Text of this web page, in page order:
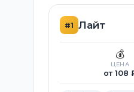
#1 Лайт
💰
ЦЕНА
от 108